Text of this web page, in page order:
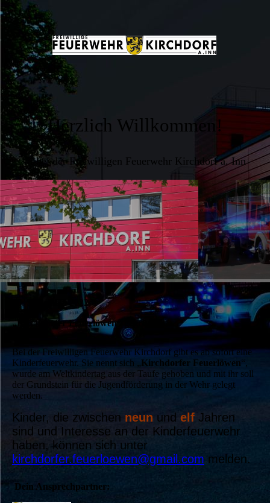
Herzlich Willkommen!
... bei der Freiwilligen Feuerwehr Kirchdorf a. Inn
20. September 2022
„Kirchdorfer Feuerlöwen“ gegründet
Bei der Freiwilligen Feuerwehr Kirchdorf gibt es ab sofort eine
Kinderfeuerwehr. Sie nennt sich „Kirchdorfer Feuerlöwen“,
wurde am Weltkindertag aus der Taufe gehoben und mit ihr soll
der Grundstein für die Jugendförderung in der Wehr gelegt
werden.
Kinder, die zwischen neun und elf Jahren
sind und Interesse an der Kinderfeuerwehr
haben, können sich unter
kirchdorfer.feuerloewen@gmail.com melden.
Dein Ansprechpartner: